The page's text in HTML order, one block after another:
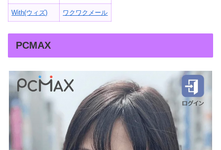
With(ウィズ) ワクワクメール
PCMAX